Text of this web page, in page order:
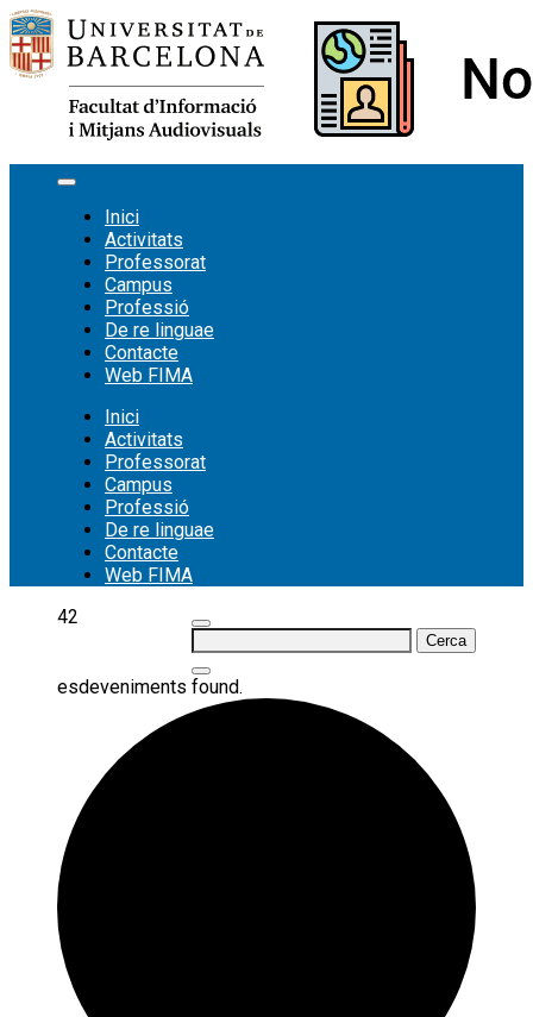
Vés
al
contingut
Inici
Activitats
Professorat
Campus
Professió
De re linguae
Contacte
Web FIMA
Inici
Activitats
Professorat
Campus
Professió
De re linguae
Contacte
Web FIMA
Cerca:
42
esdeveniments found.